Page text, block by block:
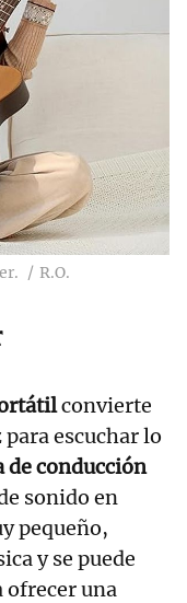
R.O.
convierte
escuchar lo
de conducción
sonido en
pequeño,
y se puede
ofrecer una